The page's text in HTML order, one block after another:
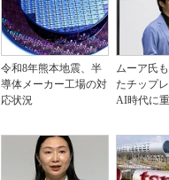
令和8年熊本地震、半
導体メーカー工場の対
応状況
ムーア氏
たチップ
AI時代に